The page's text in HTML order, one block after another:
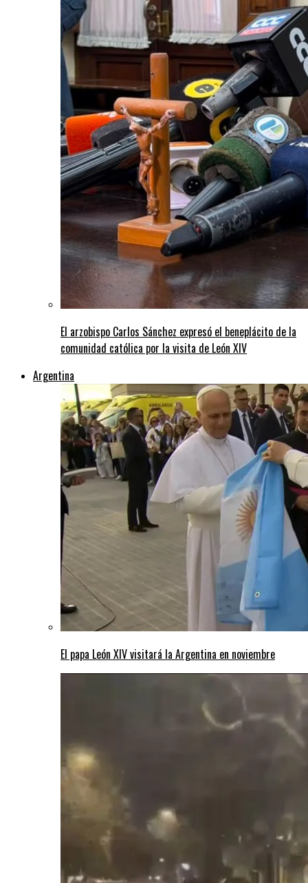
El arzobispo Carlos Sánchez expresó el beneplácito de la
comunidad católica por la visita de León XIV
Argentina
El papa León XIV visitará la Argentina en noviembre